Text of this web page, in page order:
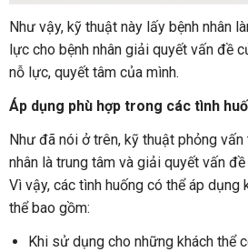
Như vậy, kỹ thuật này lấy bệnh nhân
lực cho bệnh nhân giải quyết vấn đề
nỗ lực, quyết tâm của mình.
Áp dụng phù hợp trong các tình
Như đã nói ở trên, kỹ thuật phỏng
nhân là trung tâm và giải quyết vấn
Vì vậy, các tình huống có thể áp dụng
thể bao gồm:
Khi sử dụng cho những khách thể